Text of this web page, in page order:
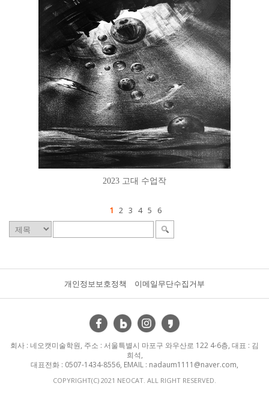
2023 고대 수업작
1 2 3 4 5 6
개인정보보호정책 이메일무단수집거부
회사 : 네오캣미술학원, 주소 : 서울특별시 마포구 와우산로 122 4-6층, 대표 : 김
희석,
대표전화 : 0507-1434-8556, EMAIL : nadaum1111@naver.com,
COPYRIGHT(C) 2021 NEOCAT. ALL RIGHT RESERVED.